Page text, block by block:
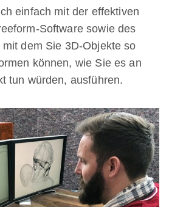
einfach mit der effektiven
Software sowie des
dem Sie 3D-Objekte so
können, wie Sie es an
tun würden, ausführen.